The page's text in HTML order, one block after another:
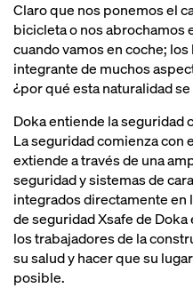
Claro que nos ponemos el
bicicleta o nos abrochamos
cuando vamos en coche;
integrante de muchos
¿por qué esta naturalidad
Doka entiende la seguridad
La seguridad comienza con
extiende a través de una
seguridad y sistemas de
integrados directamente en
de seguridad Xsafe de
los trabajadores de la
su salud y hacer que su
posible.